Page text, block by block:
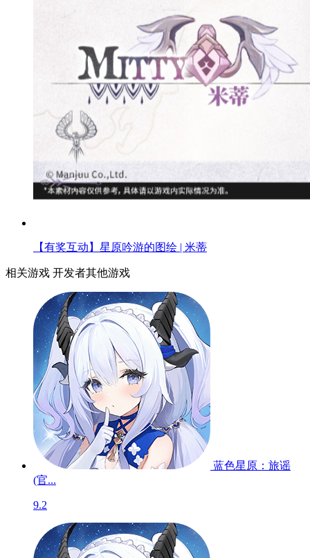
【有奖互动】星原吟游的图绘 | 米蒂
相关游戏 开发者其他游戏
蓝色星原：旅谣
(官...
9.2